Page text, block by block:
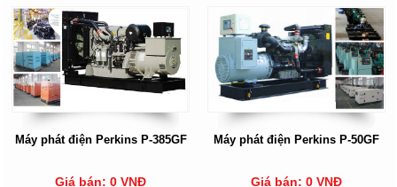
Máy phát điện Perkins P-385GF
Giá bán: 0 VNĐ
Máy phát điện Perkins P-50GF
Giá bán: 0 VNĐ